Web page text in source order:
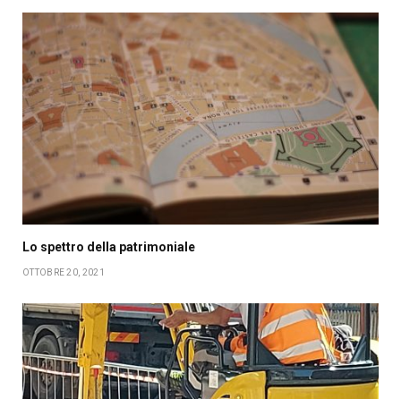
Lo spettro della patrimoniale
OTTOBRE 20, 2021